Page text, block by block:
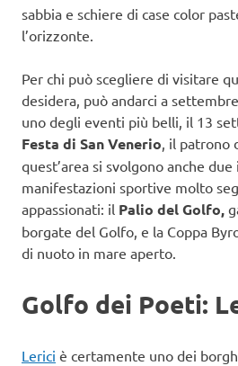
sabbia e schiere di case color
l’orizzonte.
Per chi può scegliere di visitare
desidera, può andarci a
uno degli eventi più belli, il 13
Festa di San Venerio , il
quest’area si svolgono anche
manifestazioni sportive molto
appassionati: il Palio del Golfo,
borgate del Golfo, e la Coppa
di nuoto in mare aperto.
Golfo dei Poeti:
Lerici è certamente uno dei